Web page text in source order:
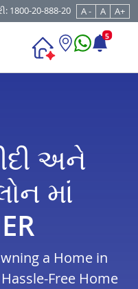
1800-20-888-20 A - A A+
5
અને
માં
a Home in
Free Home